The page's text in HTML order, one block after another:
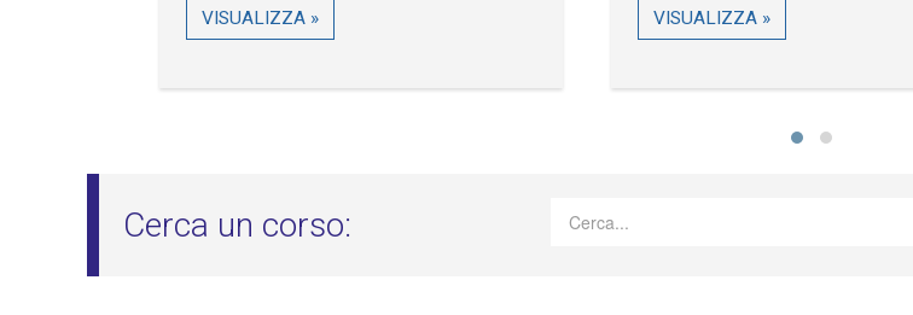
VISUALIZZA » VISUALIZZA »